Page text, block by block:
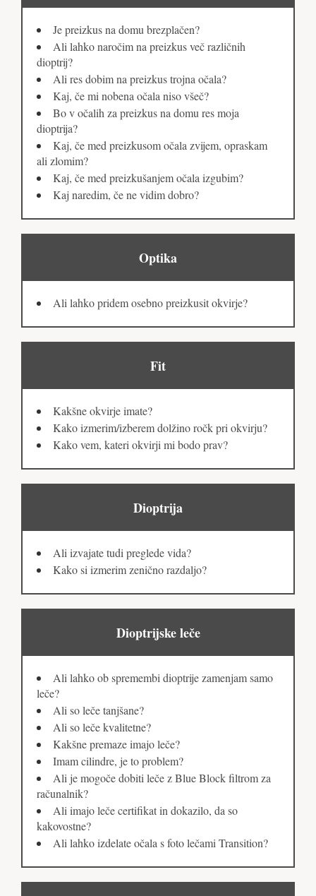
Je preizkus na domu brezplačen?
Ali lahko naročim na preizkus več različnih
dioptrij?
Ali res dobim na preizkus trojna očala?
Kaj, če mi nobena očala niso všeč?
Bo v očalih za preizkus na domu res moja
dioptrija?
Kaj, če med preizkusom očala zvijem, opraskam
ali zlomim?
Kaj, če med preizkušanjem očala izgubim?
Kaj naredim, če ne vidim dobro?
Optika
Ali lahko pridem osebno preizkusit okvirje?
Fit
Kakšne okvirje imate?
Kako izmerim/izberem dolžino ročk pri okvirju?
Kako vem, kateri okvirji mi bodo prav?
Dioptrija
Ali izvajate tudi preglede vida?
Kako si izmerim zenično razdaljo?
Dioptrijske leče
Ali lahko ob spremembi dioptrije zamenjam samo
leče?
Ali so leče tanjšane?
Ali so leče kvalitetne?
Kakšne premaze imajo leče?
Imam cilindre, je to problem?
Ali je mogoče dobiti leče z Blue Block filtrom za
računalnik?
Ali imajo leče certifikat in dokazilo, da so
kakovostne?
Ali lahko izdelate očala s foto lečami Transition?